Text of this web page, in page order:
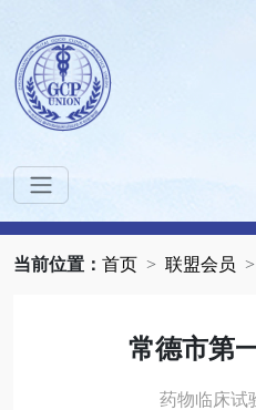
当前位置： 首页 联盟会员
常德市第
药物临床试